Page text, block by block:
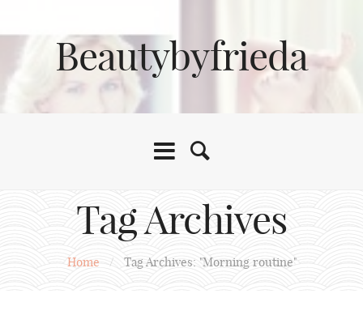
Beautybyfrieda
Tag Archives
Home / Tag Archives: "Morning routine"